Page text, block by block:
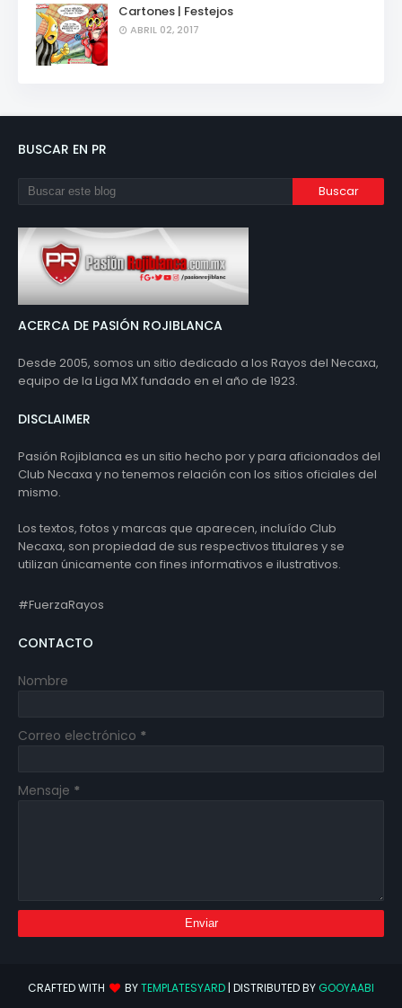
Cartones | Festejos
ABRIL 02, 2017
BUSCAR EN PR
ACERCA DE PASIÓN ROJIBLANCA
Desde 2005, somos un sitio dedicado a los Rayos del Necaxa,
equipo de la Liga MX fundado en el año de 1923.
DISCLAIMER
Pasión Rojiblanca es un sitio hecho por y para aficionados del
Club Necaxa y no tenemos relación con los sitios oficiales del
mismo.
Los textos, fotos y marcas que aparecen, incluído Club
Necaxa, son propiedad de sus respectivos titulares y se
utilizan únicamente con fines informativos e ilustrativos.
#FuerzaRayos
CONTACTO
Nombre
Correo electrónico *
Mensaje *
CRAFTED WITH BYTEMPLATESYARD | DISTRIBUTED BY GOOYAABI